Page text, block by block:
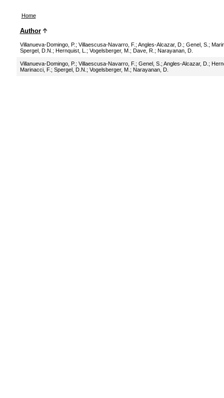
Home
Author
Villanueva-Domingo, P. ; Villaescusa-Navarro, F. ; Angles-Alcazar, D. ; Genel, S. ;
Spergel, D.N. ; Hernquist, L. ; Vogelsberger, M. ; Dave, R. ; Narayanan, D.
Villanueva-Domingo, P. ; Villaescusa-Navarro, F. ; Genel, S. ; Angles-Alcazar, D. ;
Marinacci, F. ; Spergel, D.N. ; Vogelsberger, M. ; Narayanan, D.